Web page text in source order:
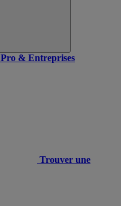
Pro & Entreprises
Trouver une